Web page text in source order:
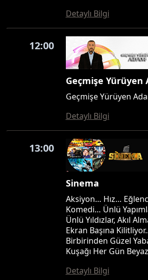
Detaylı Bilgi
12:00
Geçmişe Yürüyen
Geçmişe Yürüyen
Detaylı Bilgi
13:00
Sinema
Aksiyon… Hız…
Komedi… Ünlü
Ünlü Yıldızlar, Akıl
Ekran Başına
Birbirinden Güzel
Kuşağı Her Gün Beyaz
Detaylı Bilgi